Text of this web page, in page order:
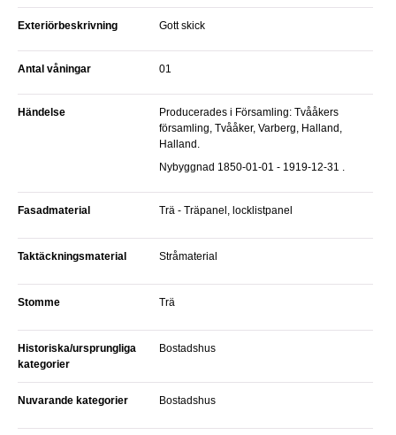
Exteriörbeskrivning Gott skick
Antal våningar 01
Händelse
Producerades i Församling: Tvååkers
församling, Tvååker, Varberg, Halland,
Halland.
Nybyggnad 1850-01-01 - 1919-12-31 .
Fasadmaterial Trä - Träpanel, locklistpanel
Taktäckningsmaterial Stråmaterial
Stomme Trä
Historiska/ursprungliga
kategorier
Bostadshus
Nuvarande kategorier Bostadshus